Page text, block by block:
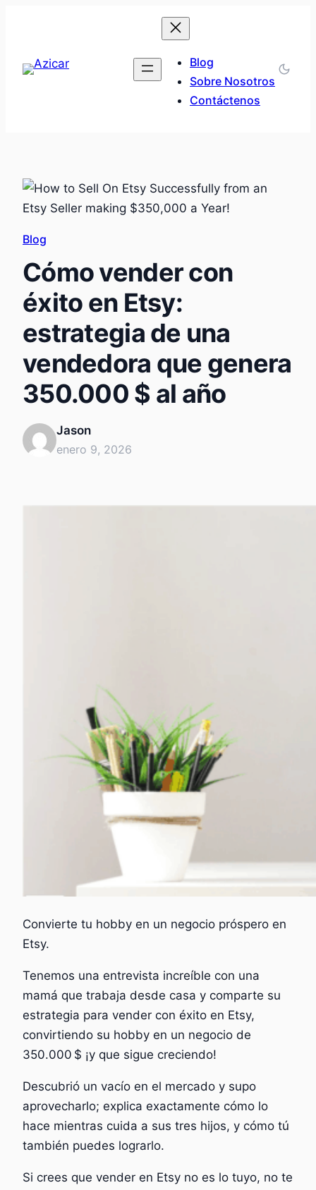
Blog
Sobre Nosotros
Contáctenos
Blog
Cómo vender con
éxito en Etsy:
estrategia de una
vendedora que genera
350.000 $ al año
Jason
enero 9, 2026
Convierte tu hobby en un negocio próspero en
Etsy.
Tenemos una entrevista increíble con una
mamá que trabaja desde casa y comparte su
estrategia para vender con éxito en Etsy,
convirtiendo su hobby en un negocio de
350.000 $ ¡y que sigue creciendo!
Descubrió un vacío en el mercado y supo
aprovecharlo; explica exactamente cómo lo
hace mientras cuida a sus tres hijos, y cómo tú
también puedes lograrlo.
Si crees que vender en Etsy no es lo tuyo, no te